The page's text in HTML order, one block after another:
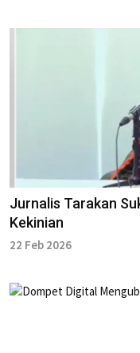
Jurnalis Tarakan
Kekinian
22 Feb 2026